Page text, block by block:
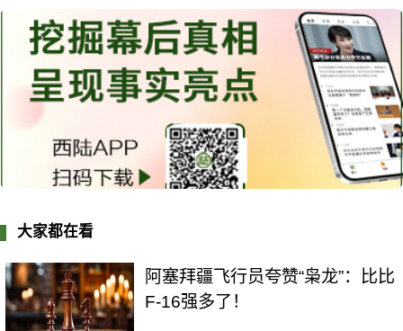
大家都在看
阿塞拜疆飞行员夸赞“枭龙”：比比
F-16强多了！